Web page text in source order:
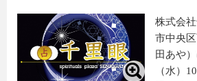
株式会
市中央
田あや
（水）